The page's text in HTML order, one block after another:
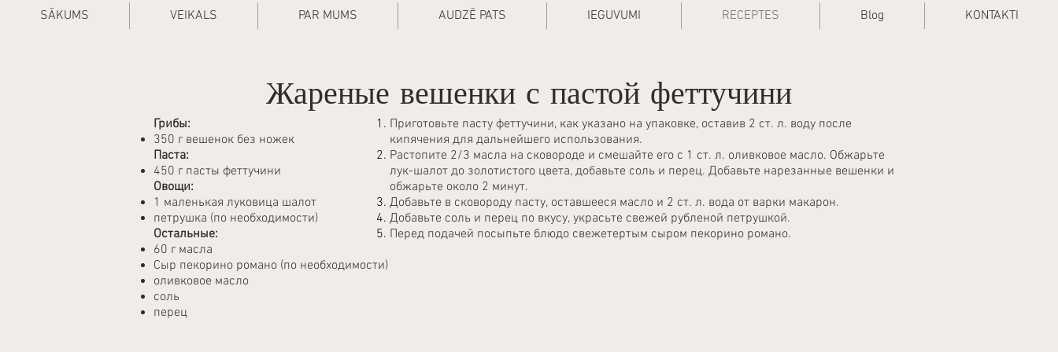
SĀKUMS VEIKALS PAR MUMS AUDZĒ PATS IEGUVUMI RECEPTES Blog KONTAKTI
Жареные вешенки с пастой феттучини
Грибы:
350 г вешенок без ножек
Паста:
450 г пасты феттучини
Овощи:
1 маленькая луковица шалот
петрушка (по необходимости)
Остальные:
60 г масла
Сыр пекорино романо (по необходимости)
оливковое масло
соль
перец
Приготовьте пасту феттучини, как указано на упаковке, оставив 2 ст. л. воду после
кипячения для дальнейшего использования.
Растопите 2/3 масла на сковороде и смешайте его с 1 ст. л. оливковое масло. Обжарьте
лук-шалот до золотистого цвета, добавьте соль и перец. Добавьте нарезанные вешенки и
обжарьте около 2 минут.
Добавьте в сковороду пасту, оставшееся масло и 2 ст. л. вода от варки макарон.
Добавьте соль и перец по вкусу, украсьте свежей рубленой петрушкой.
Перед подачей посыпьте блюдо свежетертым сыром пекорино романо.